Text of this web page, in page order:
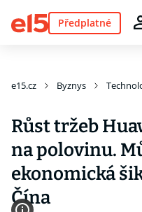
Předplatné
e15.cz Byznys
Růst tržeb
na polovinu.
ekonomická
Čína